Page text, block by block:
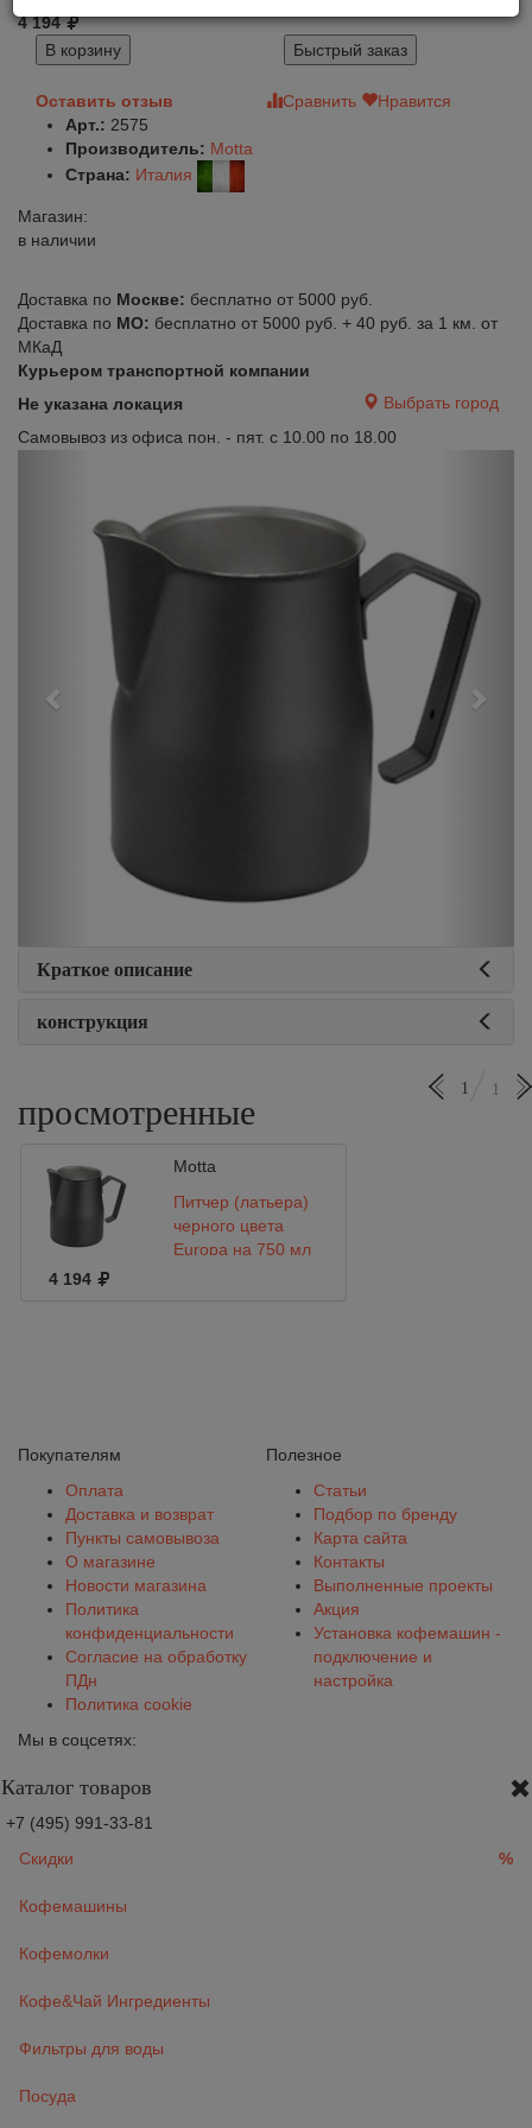
4 194
В корзину
Быстрый заказ
Оставить отзыв Сравнить
Нравится
Арт.: 2575
Производитель: Motta
Страна: Италия
Магазин:
в наличии
Доставка по Москве: бесплатно от 5000 руб.
Доставка по МО: бесплатно от 5000 руб. + 40 руб. за 1 км. от
МКаД
Курьером транспортной компании
Не указана локация
Выбрать город
Самовывоз из офиса пон. - пят. с 10.00 по 18.00
Краткое описание
конструкция
просмотренные
1 1
Motta
Питчер (латьера)
черного цвета
Europa на 750 мл
4 194
Покупателям
Оплата
Доставка и возврат
Пункты самовывоза
О магазине
Новости магазина
Политика
конфиденциальности
Согласие на обработку
ПДн
Политика cookie
Полезное
Статьи
Подбор по бренду
Карта сайта
Контакты
Выполненные проекты
Акция
Установка кофемашин -
подключение и
настройка
Мы в соцсетях:
Каталог товаров
+7 (495) 991-33-81
Скидки
%
Кофемашины
Кофемолки
Кофе&Чай Ингредиенты
Фильтры для воды
Посуда